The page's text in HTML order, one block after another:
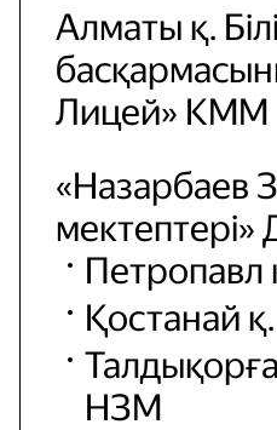
Алматы қ.
Лицей» КММ
«Назарбаев
мектептері»
Қостанай
НЗМ